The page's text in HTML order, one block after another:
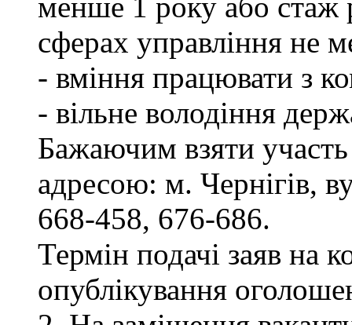
сферах управління не
- вміння працювати з
- вільне володіння
Бажаючим взяти участь
адресою: м. Чернігів,
668-458, 676-686.
Термін подачі заяв на
опублікування